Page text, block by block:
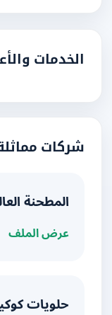
الخدمات والأعمال
شركات مماثلة
المطحنة العالمية
عرض الملف
حلويات كوكيت